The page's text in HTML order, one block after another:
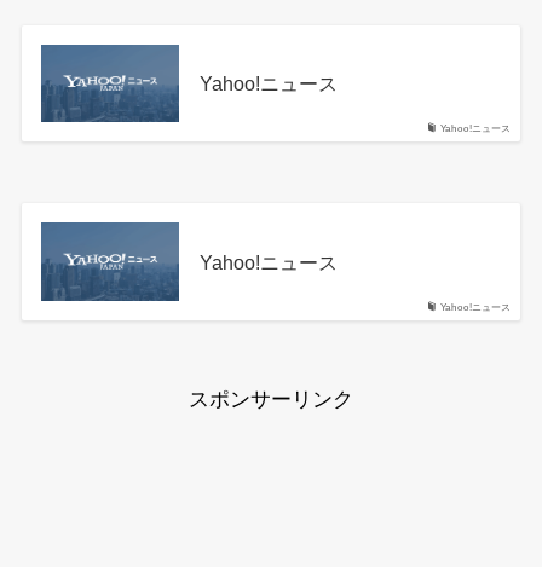
Yahoo!ニュース
Yahoo!ニュース
Yahoo!ニュース
Yahoo!ニュース
スポンサーリンク